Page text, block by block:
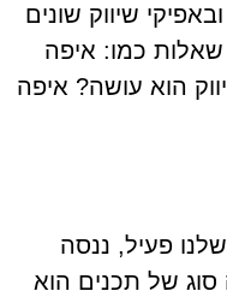
שיווק שונים
כמו: איפה
הוא עושה? איפה
פעיל, ננסה
של תכנים הוא